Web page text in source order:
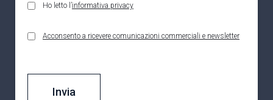
Ho letto l’informativa privacy
Acconsento a ricevere comunicazioni commerciali e newsletter